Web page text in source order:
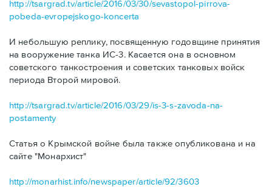
http://tsargrad.tv/article/2016/03/30/sevastopol-pirrova-
pobeda-evropejskogo-koncerta
И небольшую реплику, посвященную годовщине принятия
на вооружение танка ИС-3. Касается она в основном
советского танкостроения и советских танковых войск
периода Второй мировой.
http://tsargrad.tv/article/2016/03/29/is-3-s-zavoda-na-
postamenty
Статья о Крымской войне была также опубликована и на
сайте "Монархист"
http://monarhist.info/newspaper/article/92/3603